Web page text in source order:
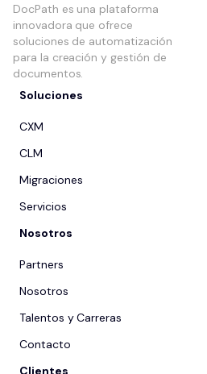
DocPath es una plataforma
innovadora que ofrece
soluciones de automatización
para la creación y gestión de
documentos.
Soluciones
CXM
CLM
Migraciones
Servicios
Nosotros
Partners
Nosotros
Talentos y Carreras
Contacto
Clientes